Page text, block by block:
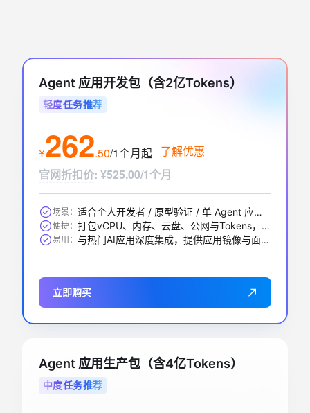
Agent 应用开发包（含2亿Tokens）
轻度任务推荐
¥262.50/1个月起 了解优惠
官网折扣价: ¥525.00/1个月
场景： 适合个人开发者 / 原型验证 / 单 Agent 应用 / 中小 RAG 问答等
便捷： 打包vCPU、内存、云盘、公网与Tokens，一步到位
易用： 与热门AI应用深度集成，提供应用镜像与面板，开箱即用
立即购买
Agent 应用生产包（含4亿Tokens）
中度任务推荐